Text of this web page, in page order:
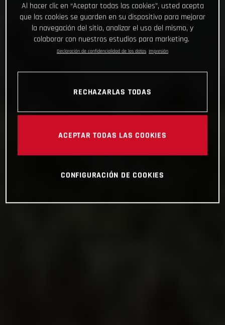
Al hacer clic en “Aceptar todas las cookies”, usted acepta
que las cookies se guarden en su dispositivo para mejorar
la navegación del sitio, analizar el uso del mismo, y
colaborar con nuestros estudios para marketing.
Declaración de confidencialidad de los datos Impresión
RECHAZARLAS TODAS
ACEPTAR TODAS LAS COOKIES
CONFIGURACIÓN DE COOKIES